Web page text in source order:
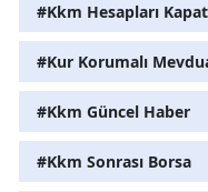
#Kkm Hesapları
#Kur Korumalı
#Kkm Güncel Haber
#Kkm Sonrası Borsa